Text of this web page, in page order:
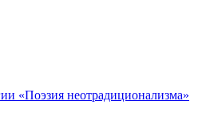
«Поэзия неотрадиционализма»